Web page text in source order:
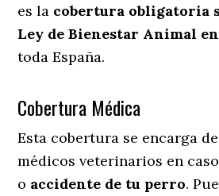
es la cobertura obligatoria
Ley de Bienestar Animal en
toda España.
Cobertura Médica
Esta cobertura se encarga
médicos veterinarios en
o accidente de tu perro.